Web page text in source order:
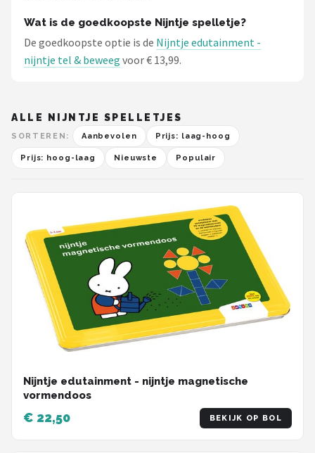
Wat is de goedkoopste Nijntje spelletje?
De goedkoopste optie is de Nijntje edutainment -
nijntje tel & beweeg voor € 13,99.
ALLE NIJNTJE SPELLETJES
SORTEREN: Aanbevolen Prijs: laag-hoog
Prijs: hoog-laag Nieuwste Populair
Nijntje edutainment - nijntje magnetische
vormendoos
€ 22,50 BEKIJK OP BOL